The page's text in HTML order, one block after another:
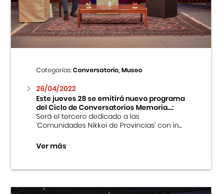
Centro Cultural Peruano Japonés
Museo de la Inmigración Japonesa
Fondo Editorial
Teatro Peruano Japonés
Categorías:Conversatorio, Museo
26/04/2022
Este jueves 28 se emitirá nuevo programa
del Ciclo de Conversatorios Memoria...:
Será el tercero dedicado a las
‘Comunidades Nikkei de Provincias’ con in...
Ver más